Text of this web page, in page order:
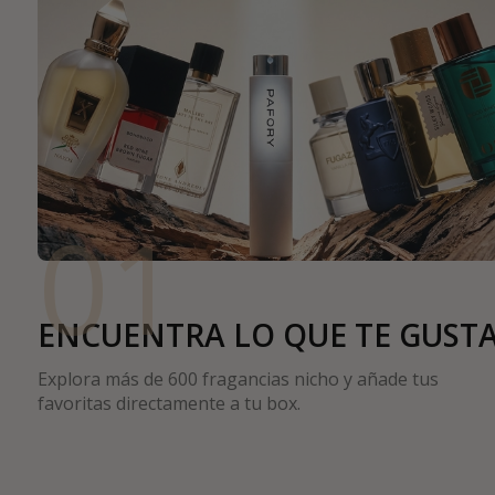
01
ENCUENTRA LO QUE TE
Explora más de 600 fragancias nicho y añade tus
favoritas directamente a tu box.